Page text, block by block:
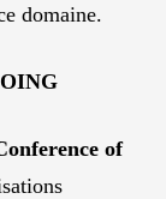
domaine.
of